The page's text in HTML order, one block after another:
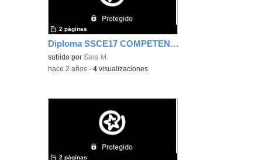
Diploma SSCE17 COMPETENCIAS DIGITALES DOCENTES
subido por Sara M.
2 páginas
-hace 2 años -4 visualizaciones
2 páginas